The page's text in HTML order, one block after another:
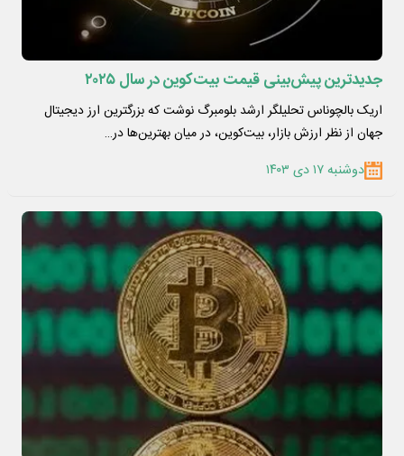
جدیدترین پیش‌بینی قیمت بیت‌کوین در سال ۲۰۲۵
اریک بالچوناس تحلیلگر ارشد بلومبرگ نوشت که بزرگترین ارز دیجیتال
جهان از نظر ارزش بازار، بیت‌کوین، در میان بهترین‌ها در…
دوشنبه ۱۷ دی ۱۴۰۳